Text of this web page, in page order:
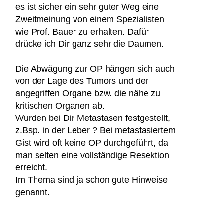
es ist sicher ein sehr guter Weg eine
Zweitmeinung von einem Spezialisten
wie Prof. Bauer zu erhalten. Dafür
drücke ich Dir ganz sehr die Daumen.
Die Abwägung zur OP hängen sich auch
von der Lage des Tumors und der
angegriffen Organe bzw. die nähe zu
kritischen Organen ab.
Wurden bei Dir Metastasen festgestellt,
z.Bsp. in der Leber ? Bei metastasiertem
Gist wird oft keine OP durchgeführt, da
man selten eine vollständige Resektion
erreicht.
Im Thema sind ja schon gute Hinweise
genannt.